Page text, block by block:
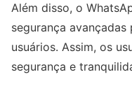
Além disso, o
segurança
usuários. Assim, os
segurança e